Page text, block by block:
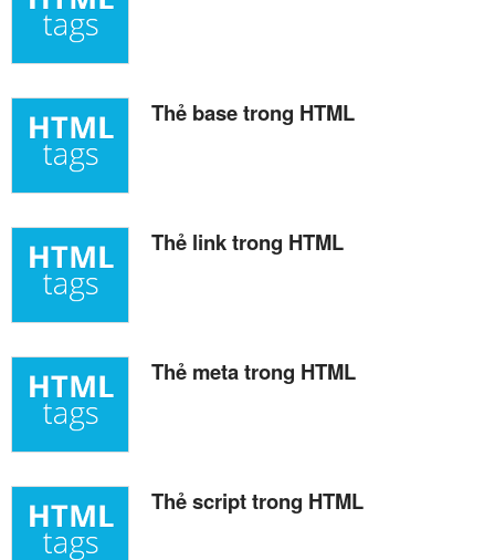
Thẻ base trong HTML
Thẻ link trong HTML
Thẻ meta trong HTML
Thẻ script trong HTML